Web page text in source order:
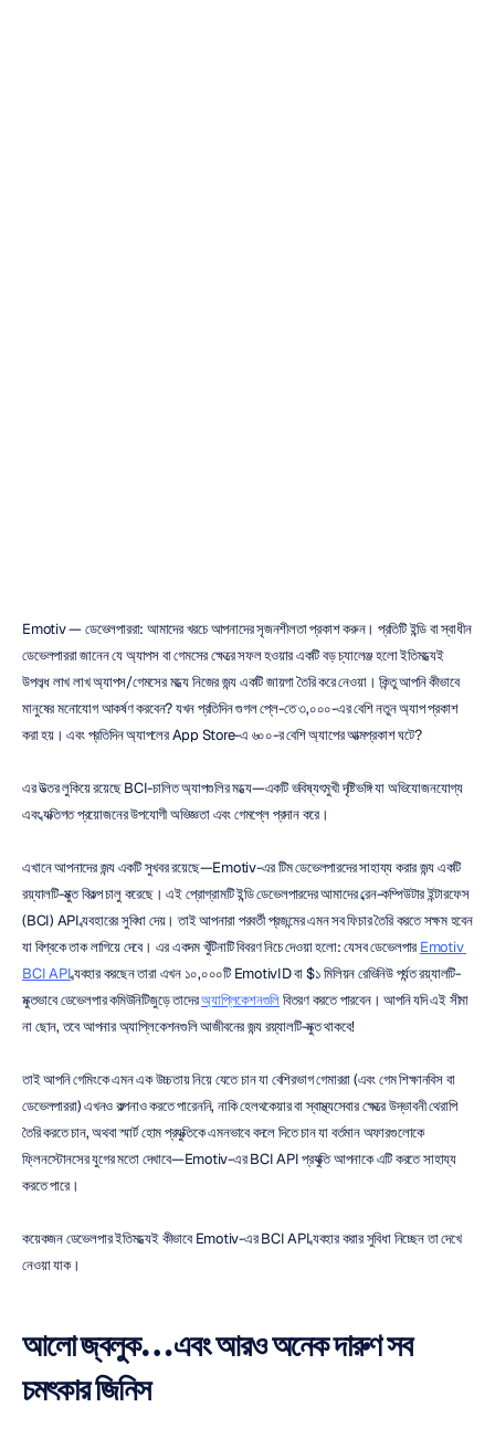
Emotiv — ডেভেলপাররা: আমাদের খরচে আপনাদের সৃজনশীলতা প্রকাশ করুন। প্রতিটি ইন্ডি বা স্বাধীন
ডেভেলপাররা জানেন যে অ্যাপস বা গেমসের ক্ষেত্রে সফল হওয়ার একটি বড় চ্যালেঞ্জ হলো ইতিমধ্যেই
উপলব্ধ লাখ লাখ অ্যাপস/গেমসের মধ্যে নিজের জন্য একটি জায়গা তৈরি করে নেওয়া। কিন্তু আপনি কীভাবে
মানুষের মনোযোগ আকর্ষণ করবেন? যখন প্রতিদিন গুগল প্লে-তে ৩,০০০-এর বেশি নতুন অ্যাপ প্রকাশ
করা হয়। এবং প্রতিদিন অ্যাপলের App Store-এ ৬০০-র বেশি অ্যাপের আত্মপ্রকাশ ঘটে?
এর উত্তর লুকিয়ে রয়েছে BCI-চালিত অ্যাপগুলির মধ্যে—একটি ভবিষ্যৎমুখী দৃষ্টিভঙ্গি যা অভিযোজনযোগ্য
এবং ব্যক্তিগত প্রয়োজনের উপযোগী অভিজ্ঞতা এবং গেমপ্লে প্রদান করে।
এখানে আপনাদের জন্য একটি সুখবর রয়েছে—Emotiv-এর টিম ডেভেলপারদের সাহায্য করার জন্য একটি
রয়্যালটি-মুক্ত বিকল্প চালু করেছে। এই প্রোগ্রামটি ইন্ডি ডেভেলপারদের আমাদের ব্রেন-কম্পিউটার ইন্টারফেস
(BCI) API ব্যবহারের সুবিধা দেয়। তাই আপনারা পরবর্তী প্রজন্মের এমন সব ফিচার তৈরি করতে সক্ষম হবেন
যা বিশ্বকে তাক লাগিয়ে দেবে। এর একদম খুঁটিনাটি বিবরণ নিচে দেওয়া হলো: যেসব ডেভেলপার Emotiv
BCI API ব্যবহার করছেন তারা এখন ১০,০০০টি EmotivID বা $১ মিলিয়ন রেভিনিউ পর্যন্ত রয়্যালটি-
মুক্তভাবে ডেভেলপার কমিউনিটিজুড়ে তাদের অ্যাপ্লিকেশনগুলি বিতরণ করতে পারবেন। আপনি যদি এই সীমা
না ছোন, তবে আপনার অ্যাপ্লিকেশনগুলি আজীবনের জন্য রয়্যালটি-মুক্ত থাকবে!
তাই আপনি গেমিংকে এমন এক উচ্চতায় নিয়ে যেতে চান যা বেশিরভাগ গেমাররা (এবং গেম শিক্ষানবিস বা
ডেভেলপাররা) এখনও কল্পনাও করতে পারেননি, নাকি হেলথকেয়ার বা স্বাস্থ্যসেবার ক্ষেত্রে উদ্ভাবনী থেরাপি
তৈরি করতে চান, অথবা স্মার্ট হোম প্রযুক্তিকে এমনভাবে বদলে দিতে চান যা বর্তমান অফারগুলোকে
ফ্লিনস্টোনসের যুগের মতো দেখাবে—Emotiv-এর BCI API প্রযুক্তি আপনাকে এটি করতে সাহায্য
করতে পারে।
কয়েকজন ডেভেলপার ইতিমধ্যেই কীভাবে Emotiv-এর BCI API ব্যবহার করার সুবিধা নিচ্ছেন তা দেখে
নেওয়া যাক।
আলো জ্বলুক…এবং আরও অনেক দারুণ সব
চমৎকার জিনিস